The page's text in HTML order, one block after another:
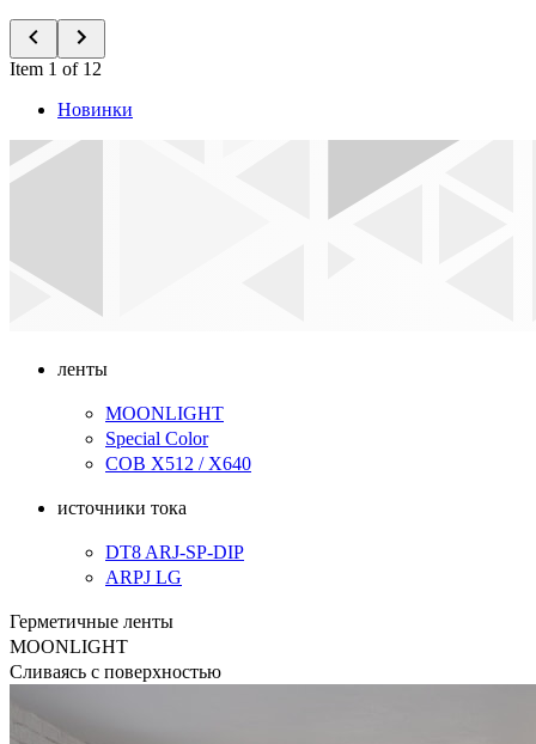
Item 1 of 12
Новинки
ленты
MOONLIGHT
Special Color
COB X512 / X640
источники тока
DT8 ARJ-SP-DIP
ARPJ LG
Герметичные ленты
MOONLIGHT
Сливаясь с поверхностью